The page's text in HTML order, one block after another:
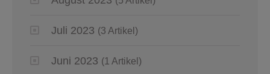
Juli 2023 (3 Artikel)
Juni 2023 (1 Artikel)